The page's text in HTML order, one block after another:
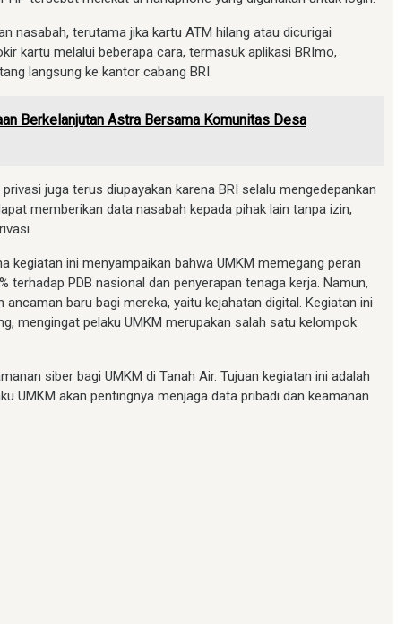
nasabah, terutama jika kartu ATM hilang atau dicurigai
kartu melalui beberapa cara, termasuk aplikasi BRImo,
langsung ke kantor cabang BRI.
Berkelanjutan Astra Bersama Komunitas Desa
juga terus diupayakan karena BRI selalu mengedepankan
memberikan data nasabah kepada pihak lain tanpa izin,
kegiatan ini menyampaikan bahwa UMKM memegang peran
terhadap PDB nasional dan penyerapan tenaga kerja. Namun,
baru bagi mereka, yaitu kejahatan digital. Kegiatan ini
mengingat pelaku UMKM merupakan salah satu kelompok
siber bagi UMKM di Tanah Air. Tujuan kegiatan ini adalah
UMKM akan pentingnya menjaga data pribadi dan keamanan